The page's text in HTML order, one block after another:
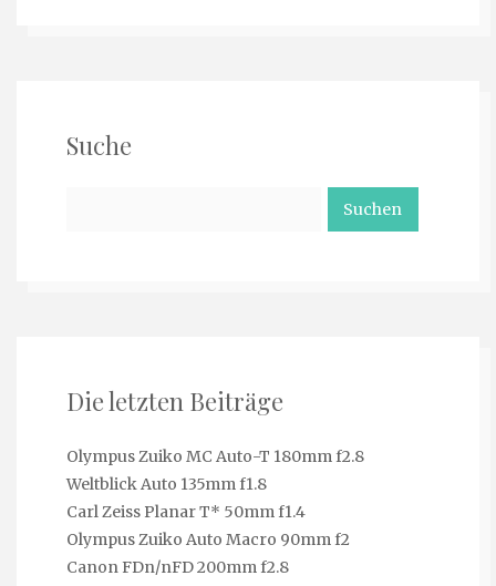
Suche
Die letzten Beiträge
Olympus Zuiko MC Auto-T 180mm f2.8
Weltblick Auto 135mm f1.8
Carl Zeiss Planar T* 50mm f1.4
Olympus Zuiko Auto Macro 90mm f2
Canon FDn/nFD 200mm f2.8